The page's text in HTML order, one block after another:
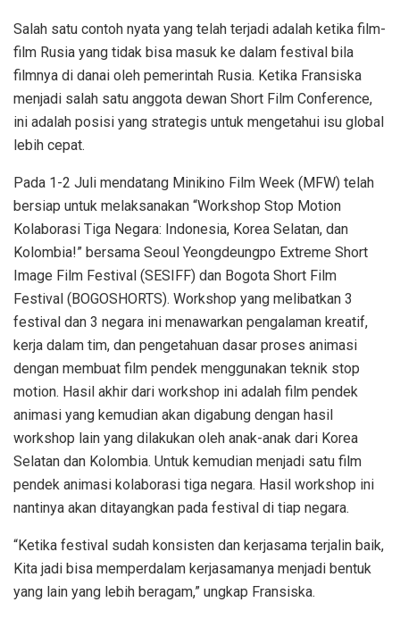
Salah satu contoh nyata yang telah terjadi adalah ketika film-
film Rusia yang tidak bisa masuk ke dalam festival bila
filmnya di danai oleh pemerintah Rusia. Ketika Fransiska
menjadi salah satu anggota dewan Short Film Conference,
ini adalah posisi yang strategis untuk mengetahui isu global
lebih cepat.
Pada 1-2 Juli mendatang Minikino Film Week (MFW) telah
bersiap untuk melaksanakan “Workshop Stop Motion
Kolaborasi Tiga Negara: Indonesia, Korea Selatan, dan
Kolombia!” bersama Seoul Yeongdeungpo Extreme Short
Image Film Festival (SESIFF) dan Bogota Short Film
Festival (BOGOSHORTS). Workshop yang melibatkan 3
festival dan 3 negara ini menawarkan pengalaman kreatif,
kerja dalam tim, dan pengetahuan dasar proses animasi
dengan membuat film pendek menggunakan teknik stop
motion. Hasil akhir dari workshop ini adalah film pendek
animasi yang kemudian akan digabung dengan hasil
workshop lain yang dilakukan oleh anak-anak dari Korea
Selatan dan Kolombia. Untuk kemudian menjadi satu film
pendek animasi kolaborasi tiga negara. Hasil workshop ini
nantinya akan ditayangkan pada festival di tiap negara.
“Ketika festival sudah konsisten dan kerjasama terjalin baik,
Kita jadi bisa memperdalam kerjasamanya menjadi bentuk
yang lain yang lebih beragam,” ungkap Fransiska.